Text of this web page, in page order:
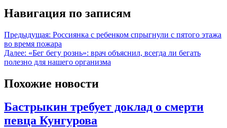
Навигация по записям
Предыдущая: Россиянка с ребенком спрыгнули с пятого этажа
во время пожара
Далее: «Бег бегу рознь»: врач объяснил, всегда ли бегать
полезно для нашего организма
Похожие новости
Бастрыкин требует доклад о смерти
певца Кунгурова